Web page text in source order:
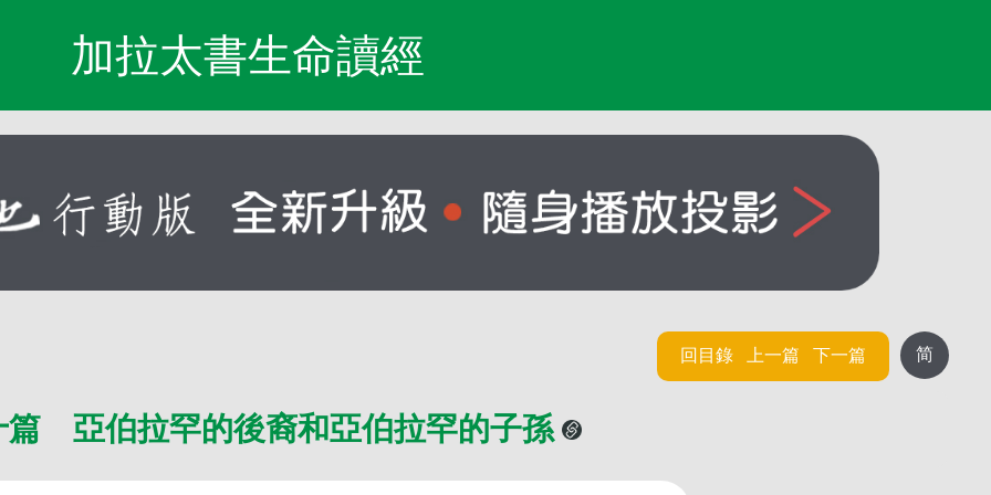
加拉太書生命讀經
简
回目錄 上一篇 下一篇
篇 亞伯拉罕的後裔和亞伯拉罕的子孫